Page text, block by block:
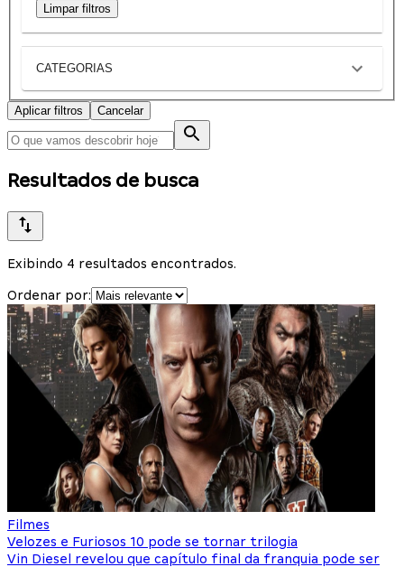
Limpar filtros
CATEGORIAS
Aplicar filtros Cancelar
Resultados de busca
Exibindo 4 resultados encontrados.
Ordenar por:
Filmes
Velozes e Furiosos 10 pode se tornar trilogia
Vin Diesel revelou que capítulo final da franquia pode ser